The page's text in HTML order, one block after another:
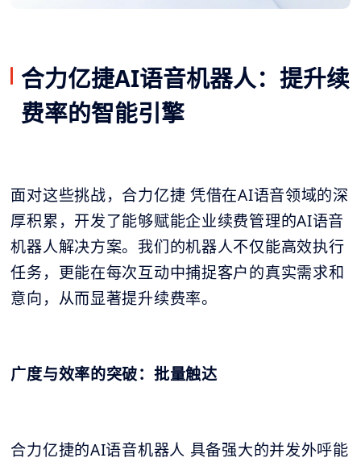
合力亿捷AI语音机器人：提升续
费率的智能引擎
面对这些挑战，合力亿捷 凭借在AI语音领域的深
厚积累，开发了能够赋能企业续费管理的AI语音
机器人解决方案。我们的机器人不仅能高效执行
任务，更能在每次互动中捕捉客户的真实需求和
意向，从而显著提升续费率。
广度与效率的突破：批量触达
合力亿捷的AI语音机器人 具备强大的并发外呼能